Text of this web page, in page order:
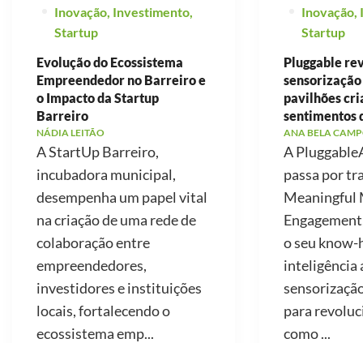
Inovação Investimento
Startup
Evolução do Ecossistema
Empreendedor no Barreiro e
o Impacto da Startup
Barreiro
NÁDIA LEITÃO
A StartUp Barreiro,
incubadora municipal,
desempenha um papel vital
na criação de uma rede de
colaboração entre
empreendedores,
investidores e instituições
locais, fortalecendo o
ecossistema emp...
Inovação
Startup
Pluggable
pavilhões
sentimentos
ANA BELA
A
passa por
Meaningful
o seu know-
inteligência
para
como ...